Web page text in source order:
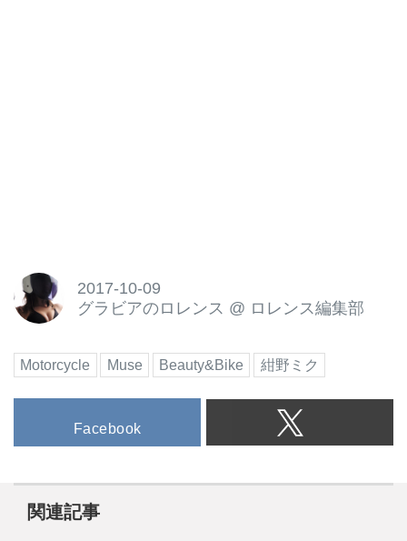
2017-10-09
グラビアのロレンス @ ロレンス編集部
Motorcycle Muse Beauty&Bike 紺野ミク
Facebook
関連記事